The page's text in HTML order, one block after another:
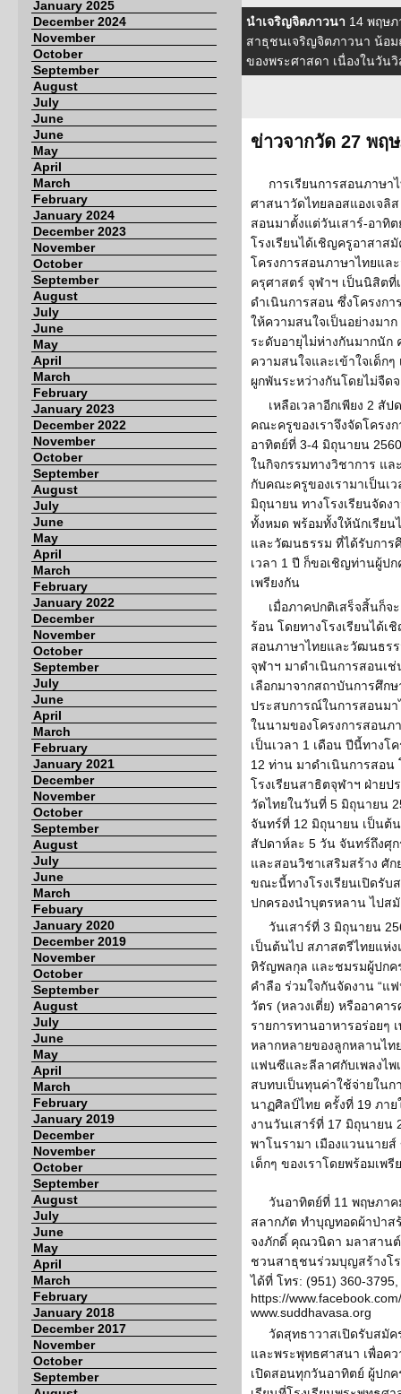
January 2025
December 2024
November
October
September
August
July
June
June
May
April
March
February
January 2024
December 2023
November
October
September
August
July
June
May
April
March
February
January 2023
December 2022
November
October
September
August
July
June
May
April
March
February
January 2022
December
November
October
September
July
June
April
March
February
January 2021
December
November
October
September
August
July
June
March
Febuary
January 2020
December 2019
November
October
September
August
July
June
May
April
March
February
January 2019
December
November
October
September
August
July
June
May
April
March
February
January 2018
December 2017
November
October
September
นำเจริญจิตภาวนา 14 พฤษ
สาธุชนเจริญจิตภาวนา น้อม
ของพระศาสดา เนื่องในวัน
ข่าวจากวัด 27 พฤ
การเรียนการสอนภาษ
ศาสนาวัดไทยลอสแองเจลิ
สอนมาตั้งแต่วันเสาร์-อาทิ
โรงเรียนได้เชิญครูอาสาส
โครงการสอนภาษาไทยแ
ครุศาสตร์ จุฬาฯ เป็นนิสิตที่
ดำเนินการสอน ซึ่งโครงก
ให้ความสนใจเป็นอย่างมา
ระดับอายุไม่ห่างกันมากนัก
ความสนใจและเข้าใจเด็ก
ผูกพันระหว่างกันโดยไม่จืด
เหลือเวลาอีกเพียง 2 สั
คณะครูของเราจึงจัดโครง
อาทิตย์ที่ 3-4 มิถุนายน
ในกิจกรรมทางวิชาการ แ
กับคณะครูของเรามาเป็นเ
มิถุนายน ทางโรงเรียนจัด
ทั้งหมด พร้อมทั้งให้นักเรีย
และวัฒนธรรม ที่ได้รับการ
เวลา 1 ปี ก็ขอเชิญท่านผู้ป
เพรียงกัน
เมื่อภาคปกติเสร็จสิ้นก็จ
ร้อน โดยทางโรงเรียนได้
สอนภาษาไทยและวัฒนธร
จุฬาฯ มาดำเนินการสอนเ
เลือกมาจากสถาบันการศึก
ประสบการณ์ในการสอนมา
ในนามของโครงการสอนภ
เป็นเวลา 1 เดือน ปีนี้ทาง
12 ท่าน มาดำเนินการสอน
โรงเรียนสาธิตจุฬาฯ ฝ่าย
วัดไทยในวันที่ 5 มิถุนายน
จันทร์ที่ 12 มิถุนายน เป็นต้
สัปดาห์ละ 5 วัน จันทร์ถึงศุก
และสอนวิชาเสริมสร้าง ศัก
ขณะนี้ทางโรงเรียนเปิดรับ
ปกครองนำบุตรหลาน ไปส
วันเสาร์ที่ 3 มิถุนายน
เป็นต้นไป สภาสตรีไทยแห่
หิรัญพลกุล และชมรมผู้ปกค
คำลือ ร่วมใจกันจัดงาน “
วัตร (หลวงเตี่ย) หรืออาคา
รายการทานอาหารอร่อยๆ
หลากหลายของลูกหลานไท
แฟนซีและลีลาศกับเพลงไพ
สบทบเป็นทุนค่าใช้จ่ายใน
นาฏศิลป์ไทย ครั้งที่ 19 ภา
งานวันเสาร์ที่ 17 มิถุนายน
พาโนรามา เมืองแวนนาย
เด็กๆ ของเราโดยพร้อมเพรี
วันอาทิตย์ที่ 11 พฤษภา
สลากภัต ทำบุญทอดผ้าป่าส
จงภักดิ์ คุณวนิดา มลาสาน
ชวนสาธุชนร่วมบุญสร้างโ
ได้ที่ โทร: (951) 360-
https://
www.suddhavasa.org
วัดสุทธาวาสเปิดรับสมัค
และพระพุทธศาสนา เพื่อค
เปิดสอนทุกวันอาทิตย์ ผู้ปก